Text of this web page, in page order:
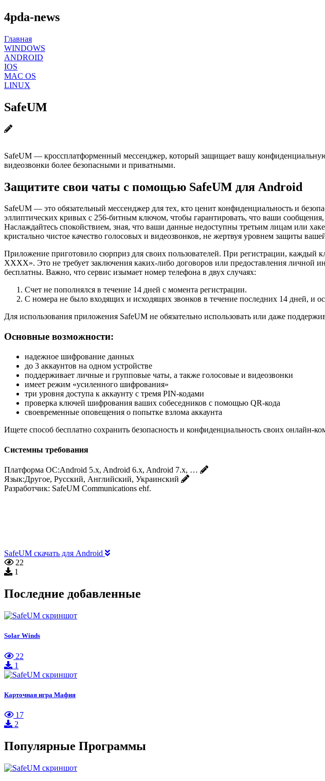
4pda-news
Главная
WINDOWS
ANDROID
IOS
MAC OS
LINUX
SafeUM
SafeUM — кроссплатформенный мессенджер, который защищает вашу
видеозвонки более безопасными и приватными.
Защитите свои чаты с помощью SafeUM для Android
SafeUM — это обязательный мессенджер для тех, кто ценит конфиденциальность и
эллиптических кривых с 256-битным ключом, чтобы гарантировать, что ваши
Наслаждайтесь спокойствием, зная, что ваши данные недоступны третьим лицам или
кристально чистое качество голосовых и видеозвонков, не жертвуя уровнем защиты
Приложение приготовило сюрприз для своих пользователей. При регистрации,
ХХХХ». Это не требует заключения каких-либо договоров или предоставления личной
бесплатны. Важно, что сервис изымает номер телефона в двух случаях:
Счет не пополнялся в течение 14 дней с момента регистрации.
С номера не было входящих и исходящих звонков в течение последних 14 дней, и
Для использования приложения SafeUM не обязательно использовать или даже
Основные возможности:
надежное шифрование данных
до 3 аккаунтов на одном устройстве
поддерживает личные и групповые чаты, а также голосовые и видеозвонки
имеет режим «усиленного шифрования»
три уровня доступа к аккаунту с тремя PIN-кодами
проверка ключей шифрования ваших собеседников с помощью QR-кода
своевременные оповещения о попытке взлома аккаунта
Ищете способ бесплатно сохранить безопасность и конфиденциальность своих онлайн-
Системны требования
Платформа ОС:Android 5.x, Android 6.x, Android 7.x, …
Язык:Другое, Русский, Английский, Украинский
Разработчик: SafeUM Communications ehf.
SafeUM скачать для Android
22
1
Последние добавленные
Solar Winds
22
1
Карточная игра Мафия
17
2
Популярные Программы